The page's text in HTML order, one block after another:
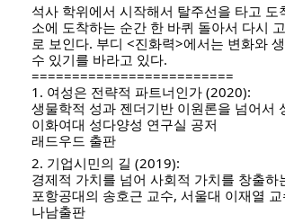
석사 학위에서 시작해서 탈주선을 타고
소에 도착하는 순간 한 바퀴 돌아서 다시
로 보인다. 부디 <진화력>에서는 변화와
수 있기를 바라고 있다.
=========================
1. 여성은 전략적 파트너인가 (2020):
생물학적 성과 젠더기반 이원론을 넘어서
이화여대 성다양성 연구실 공저
래드우드 출판
2. 기업시민의 길 (2019):
경제적 가치를 넘어 사회적 가치를 창출하
포항공대의 송호근 교수, 서울대 이재열
나남출판